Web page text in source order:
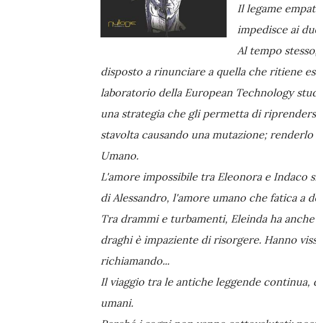
Il legame
impedisce ai
Al tempo
disposto a rinunciare a quella che ritiene
laboratorio della European Technology
una strategia che gli permetta di
stavolta causando una mutazione;
Umano.
L'amore impossibile tra Eleonora e Indaco
di Alessandro, l'amore umano che fatica a
Tra drammi e turbamenti, Eleinda ha
draghi è impaziente di risorgere. Hanno
richiamando...
Il viaggio tra le antiche leggende
umani.